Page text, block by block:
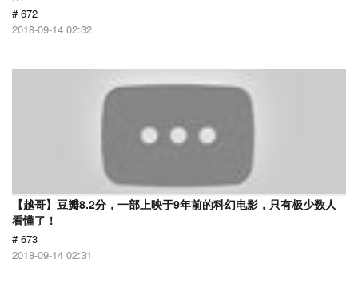
# 672
2018-09-14 02:32
【越哥】豆瓣8.2分，一部上映于9年前的科幻电影，只有极少数人
看懂了！
# 673
2018-09-14 02:31